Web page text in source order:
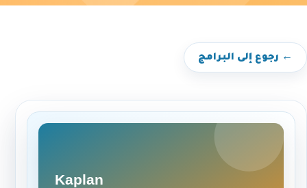
← رجوع إلى البرامج